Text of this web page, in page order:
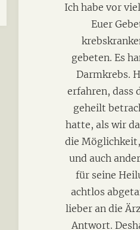
Ich habe vor
Euer
gebeten. Es
Darmkrebs.
erfahren, dass
geheilt
hatte, als wir
die
und auch
für seine
achtlos
lieber an die
Antwort.